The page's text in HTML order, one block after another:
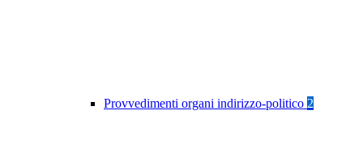
Provvedimenti organi indirizzo-politico 2